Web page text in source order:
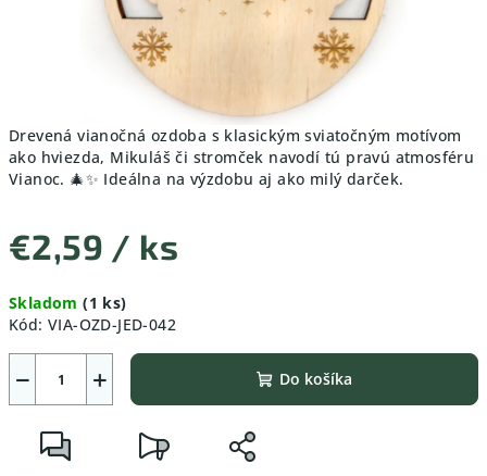
Drevená vianočná ozdoba s klasickým sviatočným motívom
ako hviezda, Mikuláš či stromček navodí tú pravú atmosféru
Vianoc. 🎄✨ Ideálna na výzdobu aj ako milý darček.
€2,59 / ks
cena:
Skladom(1 ks)
Kód: VIA-OZD-JED-042
+
− Do košíka